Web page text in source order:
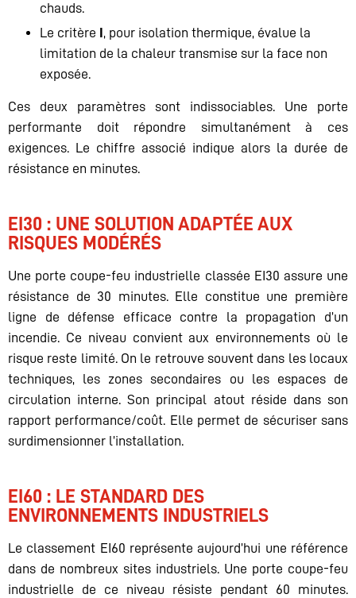
chauds.
Le critère I, pour isolation thermique, évalue la
limitation de la chaleur transmise sur la face non
exposée.
Ces deux paramètres sont indissociables. Une porte
performante doit répondre simultanément à ces
exigences. Le chiffre associé indique alors la durée de
résistance en minutes.
EI30 : UNE SOLUTION ADAPTÉE AUX
RISQUES MODÉRÉS
Une porte coupe-feu industrielle classée EI30 assure une
résistance de 30 minutes. Elle constitue une première
ligne de défense efficace contre la propagation d’un
incendie. Ce niveau convient aux environnements où le
risque reste limité. On le retrouve souvent dans les locaux
techniques, les zones secondaires ou les espaces de
circulation interne. Son principal atout réside dans son
rapport performance/coût. Elle permet de sécuriser sans
surdimensionner l’installation.
EI60 : LE STANDARD DES
ENVIRONNEMENTS INDUSTRIELS
Le classement EI60 représente aujourd’hui une référence
dans de nombreux sites industriels. Une porte coupe-feu
industrielle de ce niveau résiste pendant 60 minutes.